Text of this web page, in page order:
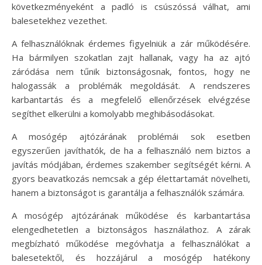
következményeként a padló is csúszóssá válhat, ami
balesetekhez vezethet.
A felhasználóknak érdemes figyelniük a zár működésére.
Ha bármilyen szokatlan zajt hallanak, vagy ha az ajtó
záródása nem tűnik biztonságosnak, fontos, hogy ne
halogassák a problémák megoldását. A rendszeres
karbantartás és a megfelelő ellenőrzések elvégzése
segíthet elkerülni a komolyabb meghibásodásokat.
A mosógép ajtózárának problémái sok esetben
egyszerűen javíthatók, de ha a felhasználó nem biztos a
javítás módjában, érdemes szakember segítségét kérni. A
gyors beavatkozás nemcsak a gép élettartamát növelheti,
hanem a biztonságot is garantálja a felhasználók számára.
A mosógép ajtózárának működése és karbantartása
elengedhetetlen a biztonságos használathoz. A zárak
megbízható működése megóvhatja a felhasználókat a
balesetektől, és hozzájárul a mosógép hatékony